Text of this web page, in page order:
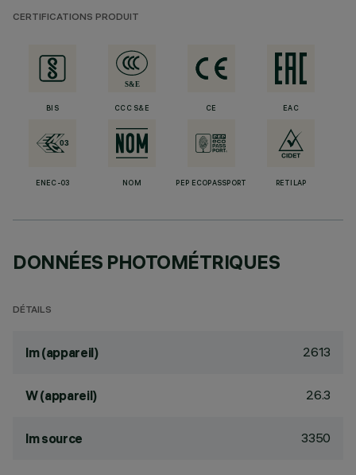
CERTIFICATIONS PRODUIT
BIS CCC S&E CE EAC
ENEC-03 NOM PEP ECOPASSPORT RETILAP
DONNÉES PHOTOMÉTRIQUES
DÉTAILS
lm (appareil) 2613
W (appareil) 26.3
lm source 3350